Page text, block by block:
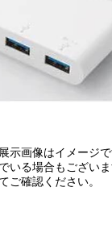
示画像はイメージで
いる場合もございま
ご確認ください。